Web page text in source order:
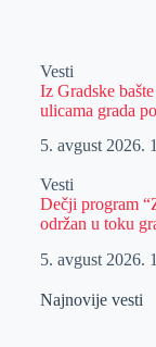
Vesti
Iz Gradske
ulicama grada
5. avgust 2026.
Vesti
Dečji program
održan u toku
5. avgust 2026.
Najnovije vesti